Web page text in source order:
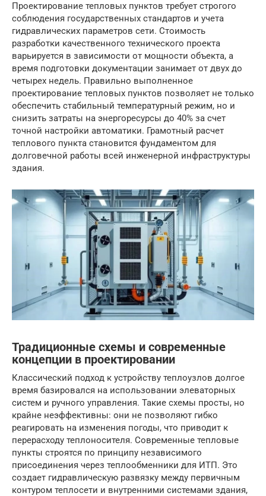
Проектирование тепловых пунктов требует строгого
соблюдения государственных стандартов и учета
гидравлических параметров сети. Стоимость
разработки качественного технического проекта
варьируется в зависимости от мощности объекта, а
время подготовки документации занимает от двух до
четырех недель. Правильно выполненное
проектирование тепловых пунктов позволяет не только
обеспечить стабильный температурный режим, но и
снизить затраты на энергоресурсы до 40% за счет
точной настройки автоматики. Грамотный расчет
теплового пункта становится фундаментом для
долговечной работы всей инженерной инфраструктуры
здания.
Традиционные схемы и современные
концепции в проектировании
Классический подход к устройству теплоузлов долгое
время базировался на использовании элеваторных
систем и ручного управления. Такие схемы просты, но
крайне неэффективны: они не позволяют гибко
реагировать на изменения погоды, что приводит к
перерасходу теплоносителя. Современные тепловые
пункты строятся по принципу независимого
присоединения через теплообменники для ИТП. Это
создает гидравлическую развязку между первичным
контуром теплосети и внутренними системами здания,